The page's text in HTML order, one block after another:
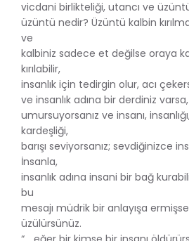
vicdani birlikteliği, utancı ve
üzüntü nedir? Üzüntü kalbin
ve
kalbiniz sadece et değilse oraya
kırılabilir,
insanlık için tedirgin olur, acı
ve insanlık adına bir derdiniz
umursuyorsanız ve insanı,
kardeşliği,
barışı seviyorsanız; sevdiğinizce
İnsanla,
insanlık adına insani bir bağ
bu
mesajı müdrik bir anlayışa
üzülürsünüz.